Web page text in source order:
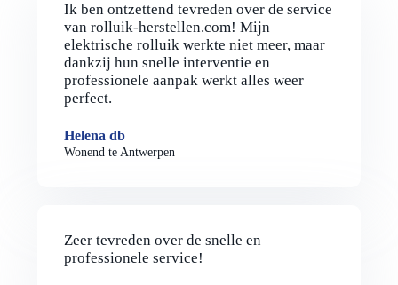
Ik ben ontzettend tevreden over de service
van rolluik-herstellen.com! Mijn
elektrische rolluik werkte niet meer, maar
dankzij hun snelle interventie en
professionele aanpak werkt alles weer
perfect.
Helena db
Wonend te Antwerpen
Zeer tevreden over de snelle en
professionele service!